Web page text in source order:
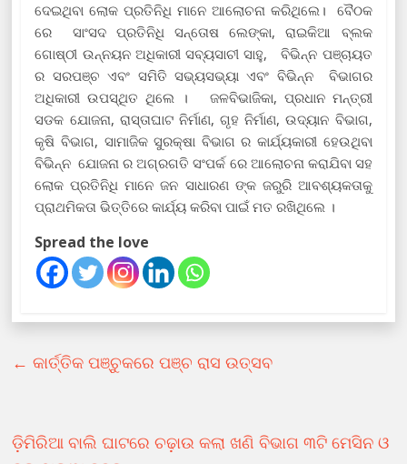
ଦେଇଥିବା ଲୋକ ପ୍ରତିନିଧି ମାନେ ଆଲୋଚନା କରିଥିଲେ। ବୈଠକ
ରେ ସାଂସଦ ପ୍ରତିନିଧି ସନ୍ତୋଷ ଲେଙ୍କା, ରାଇକିଆ ବ୍ଲକ
ଗୋଷ୍ଠୀ ଉନ୍ନୟନ ଅଧିକାରୀ ସବ୍ୟସାଚୀ ସାହୁ, ବିଭିନ୍ନ ପଞ୍ଚାୟତ
ର ସରପଞ୍ଚ ଏବଂ ସମିତି ସଭ୍ୟସଭ୍ୟା ଏବଂ ବିଭିନ୍ନ ବିଭାଗର
ଅଧିକାରୀ ଉପସ୍ଥିତ ଥିଲେ । ଜଳବିଭାଜିକା, ପ୍ରଧାନ ମନ୍ତ୍ରୀ
ସଡକ ଯୋଜନା, ରାସ୍ତାଘାଟ ନିର୍ମାଣ, ଗୃହ ନିର୍ମାଣ, ଉଦ୍ୟାନ ବିଭାଗ,
କୃଷି ବିଭାଗ, ସାମାଜିକ ସୁରକ୍ଷା ବିଭାଗ ର କାର୍ଯ୍ୟକାରୀ ହେଉଥିବା
ବିଭିନ୍ନ ଯୋଜନା ର ଅଗ୍ରଗତି ସଂପର୍କ ରେ ଆଲୋଚନା କରାଯିବା ସହ
ଲୋକ ପ୍ରତିନିଧି ମାନେ ଜନ ସାଧାରଣ ଙ୍କ ଜରୁରି ଆବଶ୍ୟକତାକୁ
ପ୍ରାଥମିକତା ଭିତ୍ତିରେ କାର୍ଯ୍ୟ କରିବା ପାଇଁ ମତ ରଖିଥିଲେ ।
Spread the love
← କାର୍ତ୍ତିକ ପଞ୍ଚୁକରେ ପଞ୍ଚ ରାସ ଉତ୍ସବ
ଡ଼ିମିରିଆ ବାଲି ଘାଟରେ ଚଢ଼ାଉ କଲା ଖଣି ବିଭାଗ ୩ଟି ମେସିନ ଓ